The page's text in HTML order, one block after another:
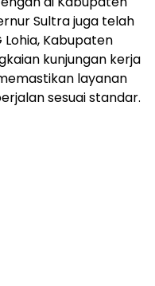
Sultra juga telah
Lohia, Kabupaten
kunjungan kerja
layanan
sesuai standar.